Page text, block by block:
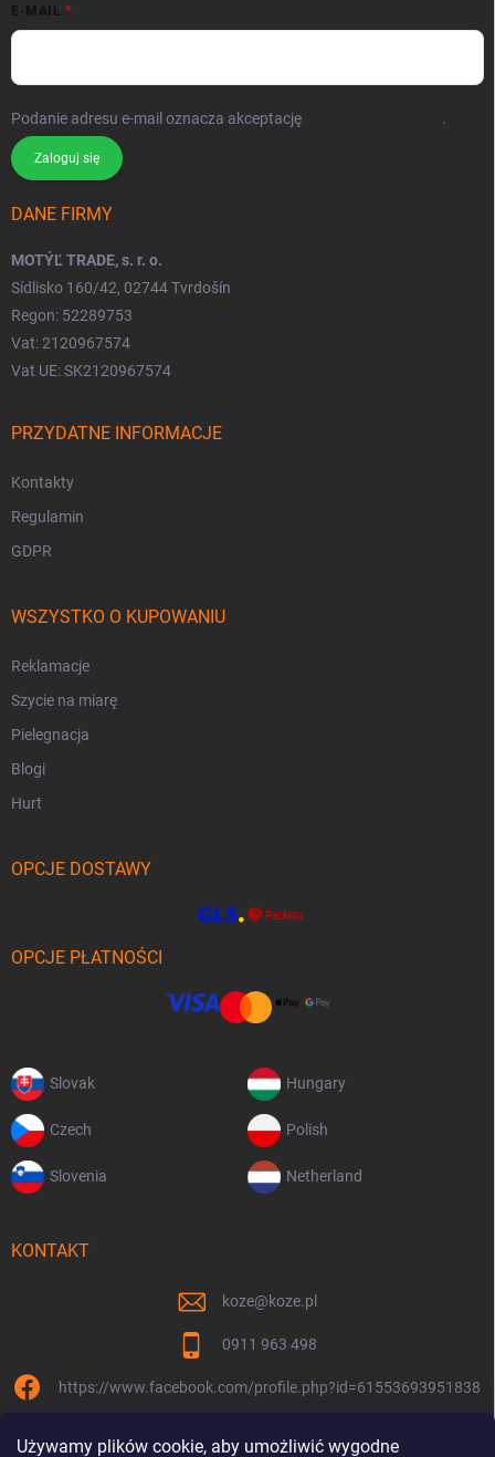
Używamy plików cookie, aby umożliwić wygodne
E-MAIL
Podanie adresu e-mail oznacza akceptację .
Zaloguj się
DANE FIRMY
MOTÝĽ TRADE, s. r. o.
Sídlisko 160/42, 02744 Tvrdošín
Regon: 52289753
Vat: 2120967574
Vat UE: SK2120967574
PRZYDATNE INFORMACJE
Kontakty
Regulamin
GDPR
WSZYSTKO O KUPOWANIU
Reklamacje
Szycie na miarę
Pielegnacja
Blogi
Hurt
OPCJE DOSTAWY
OPCJE PŁATNOŚCI
Slovak Hungary
Czech Polish
Slovenia Netherland
KONTAKT
koze@koze.pl
0911 963 498
https://www.facebook.com/profile.php?id=61553693951838